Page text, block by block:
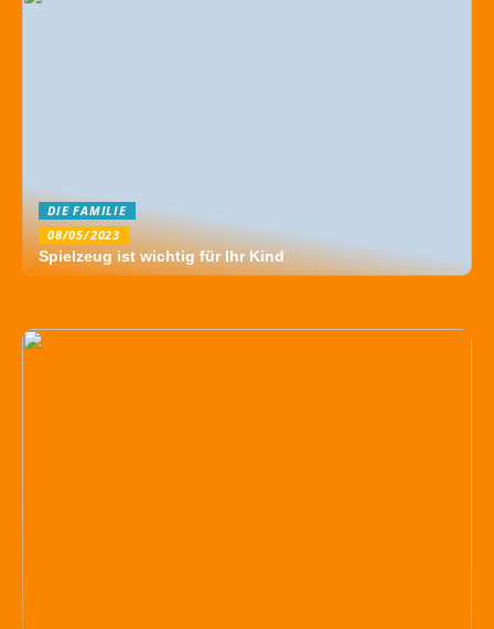
DIE FAMILIE
08/05/2023
Spielzeug ist wichtig für Ihr Kind